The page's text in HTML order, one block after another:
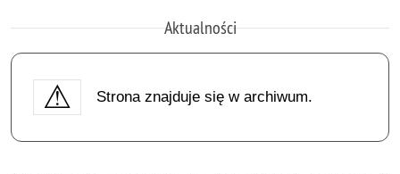
Aktualności
Strona znajduje się w archiwum.